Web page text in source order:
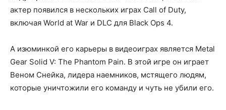
актер появился в нескольких играх Call of Duty,
включая World at War и DLC для Black Ops 4.
А изюминкой его карьеры в видеоиграх является Metal
Gear Solid V: The Phantom Pain. В этой игре он играет
Веном Снейка, лидера наемников, мстящего людям,
которые уничтожили его команду и чуть не убили его.